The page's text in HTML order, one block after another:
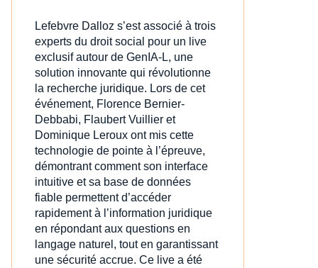
Lefebvre Dalloz s’est associé à trois
experts du droit social pour un live
exclusif autour de GenIA‑L, une
solution innovante qui révolutionne
la recherche juridique. Lors de cet
événement, Florence Bernier-
Debbabi, Flaubert Vuillier et
Dominique Leroux ont mis cette
technologie de pointe à l’épreuve,
démontrant comment son interface
intuitive et sa base de données
fiable permettent d’accéder
rapidement à l’information juridique
en répondant aux questions en
langage naturel, tout en garantissant
une sécurité accrue. Ce live a été